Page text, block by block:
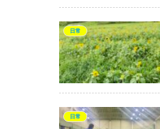
日常
日常